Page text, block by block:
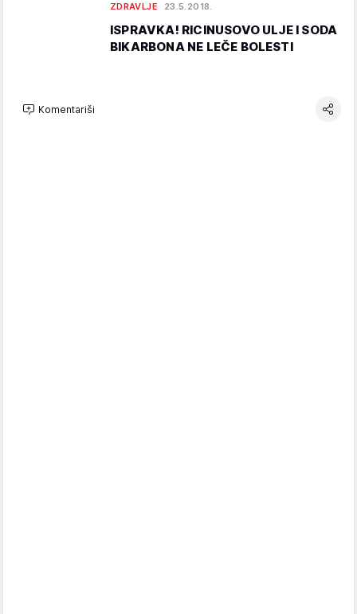
ZDRAVLJE 23.5.2018.
ISPRAVKA! RICINUSOVO ULJE I SODA
BIKARBONA NE LEČE BOLESTI
Komentariši